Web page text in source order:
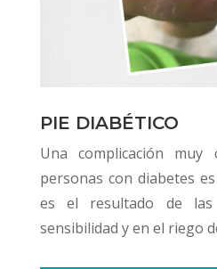
PIE DIABÉTICO
Una complicación muy
personas con diabetes
es el resultado de
sensibilidad y en el riego